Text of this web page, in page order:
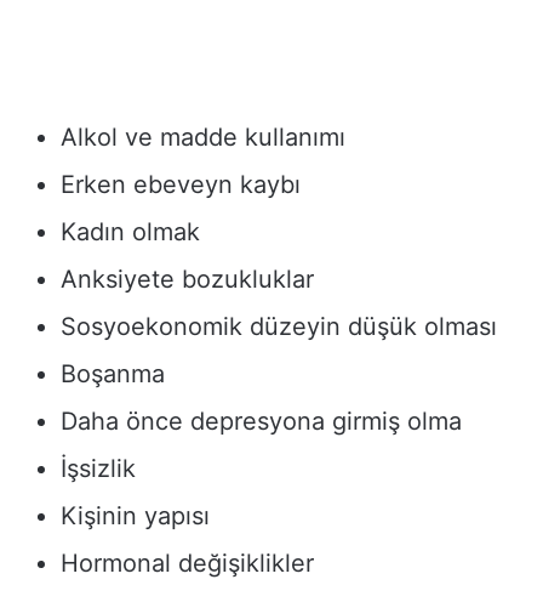
Alkol ve madde kullanımı
Erken ebeveyn kaybı
Kadın olmak
Anksiyete bozukluklar
Sosyoekonomik düzeyin düşük olması
Boşanma
Daha önce depresyona girmiş olma
İşsizlik
Kişinin yapısı
Hormonal değişiklikler